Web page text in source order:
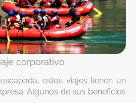
corporativo
estos viajes tienen un
Algunos de sus beneficios